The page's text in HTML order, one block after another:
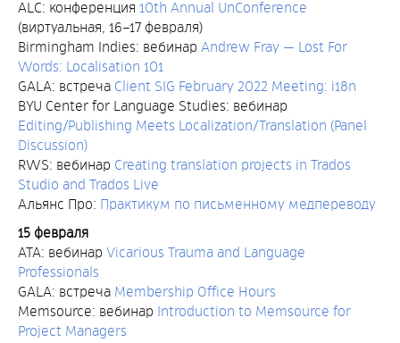
ALC: конференция 10th Annual UnConference
(виртуальная, 16–17 февраля)
Birmingham Indies: вебинар Andrew Fray — Lost For
Words: Localisation 101
GALA: встреча Client SIG February 2022 Meeting: i18n
BYU Center for Language Studies: вебинар
Editing/Publishing Meets Localization/Translation (Panel
Discussion)
RWS: вебинар Creating translation projects in Trados
Studio and Trados Live
Альянс Про: Практикум по письменному медпереводу
15 февраля
ATA: вебинар Vicarious Trauma and Language
Professionals
GALA: встреча Membership Office Hours
Memsource: вебинар
Introduction to Memsource for
Project Managers